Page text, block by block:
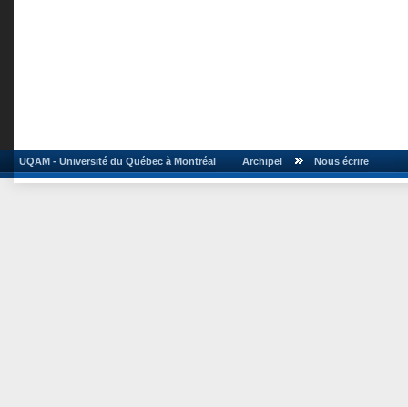
UQAM - Université du Québec à Montréal Archipel Nous écrire